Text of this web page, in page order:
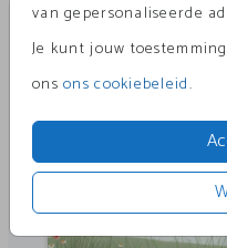
van gepersonaliseerde
Je kunt jouw
onsons cookiebeleid.
geboortekaartje